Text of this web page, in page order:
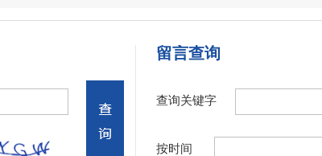
留言查询
查询关键字
按时间